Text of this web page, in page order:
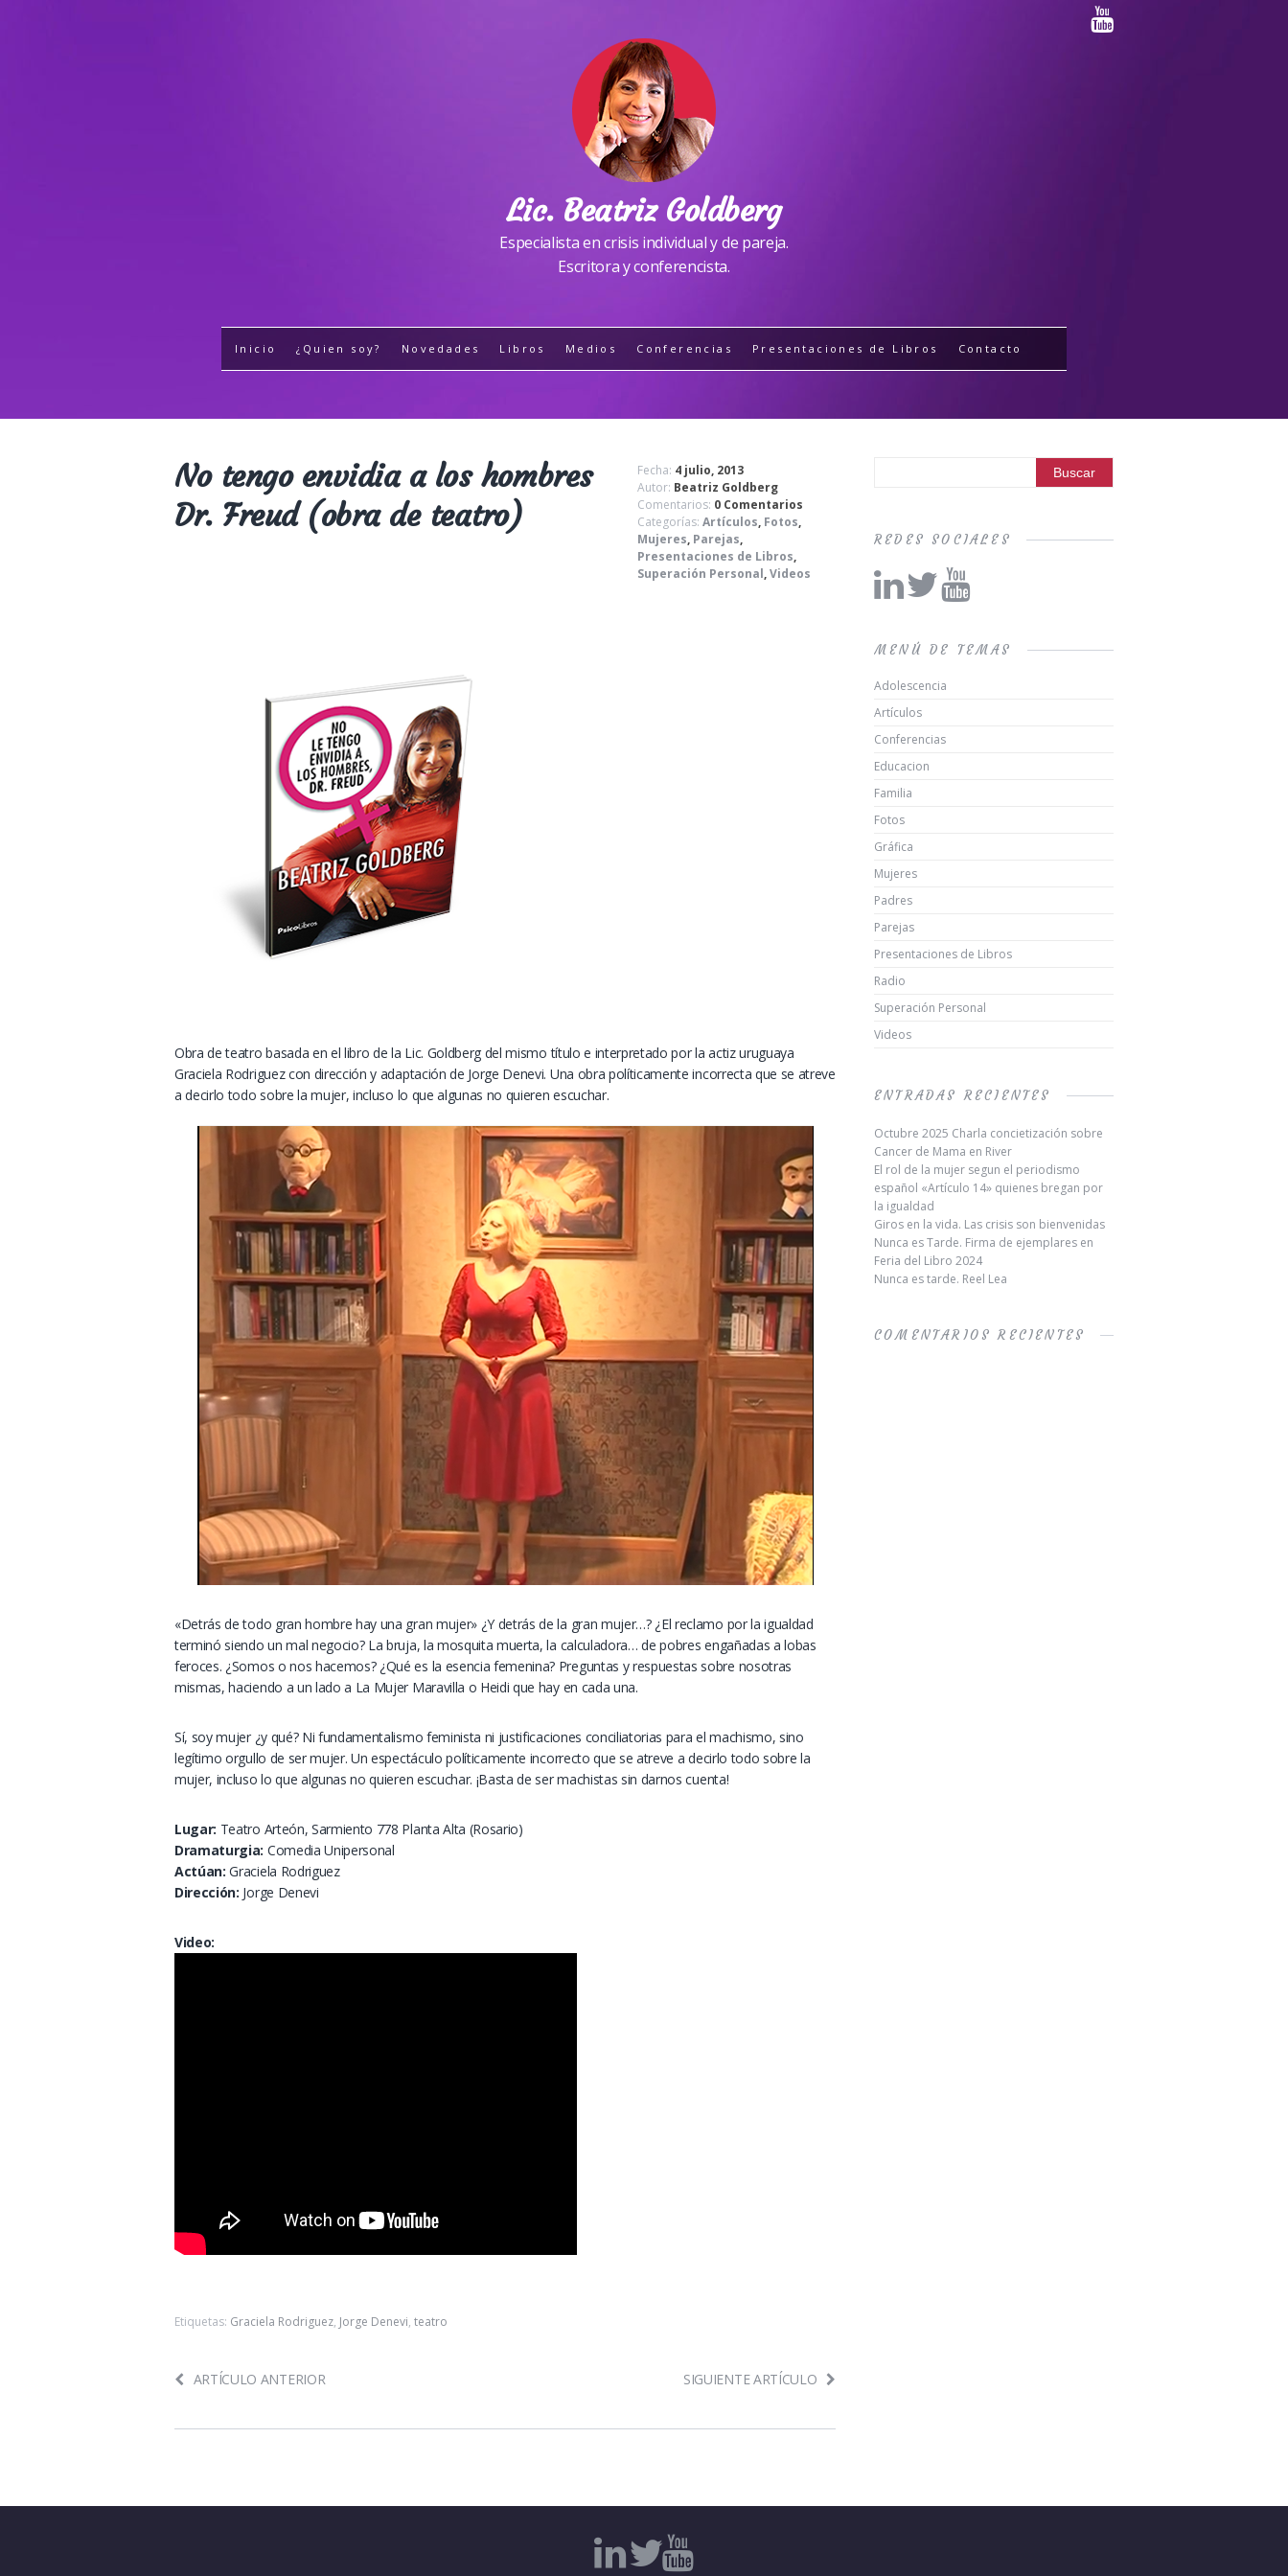
Lic. Beatriz Goldberg
Especialista en crisis individual y de pareja.
Escritora y conferencista.
Inicio ¿Quien soy? Novedades Libros Medios Conferencias Presentaciones de Libros Contacto
No tengo envidia a los hombres
Dr. Freud (obra de teatro)
Fecha: 4 julio, 2013
Autor: Beatriz Goldberg
Comentarios: 0 Comentarios
Categorías: Artículos, Fotos,
Mujeres, Parejas,
Presentaciones de Libros,
Superación Personal,Videos
Obra de teatro basada en el libro de la Lic. Goldberg del mismo título e interpretado por la actiz uruguaya
Graciela Rodriguez con dirección y adaptación de Jorge Denevi. Una obra políticamente incorrecta que se atreve
a decirlo todo sobre la mujer, incluso lo que algunas no quieren escuchar.
«Detrás de todo gran hombre hay una gran mujer» ¿Y detrás de la gran mujer…? ¿El reclamo por la igualdad
terminó siendo un mal negocio? La bruja, la mosquita muerta, la calculadora… de pobres engañadas a lobas
feroces. ¿Somos o nos hacemos? ¿Qué es la esencia femenina? Preguntas y respuestas sobre nosotras
mismas, haciendo a un lado a La Mujer Maravilla o Heidi que hay en cada una.
Sí, soy mujer ¿y qué? Ni fundamentalismo feminista ni justificaciones conciliatorias para el machismo, sino
legítimo orgullo de ser mujer. Un espectáculo políticamente incorrecto que se atreve a decirlo todo sobre la
mujer, incluso lo que algunas no quieren escuchar. ¡Basta de ser machistas sin darnos cuenta!
Lugar: Teatro Arteón, Sarmiento 778 Planta Alta (Rosario)
Dramaturgia: Comedia Unipersonal
Actúan: Graciela Rodriguez
Dirección: Jorge Denevi
Video:
Etiquetas: Graciela Rodriguez, Jorge Denevi, teatro
ARTÍCULO ANTERIOR SIGUIENTE ARTÍCULO
REDES SOCIALES
MENÚ DE TEMAS
Adolescencia
Artículos
Conferencias
Educacion
Familia
Fotos
Gráfica
Mujeres
Padres
Parejas
Presentaciones de Libros
Radio
Superación Personal
Videos
ENTRADAS RECIENTES
Octubre 2025 Charla concietización sobre
Cancer de Mama en River
El rol de la mujer segun el periodismo
español «Artículo 14» quienes bregan por
la igualdad
Giros en la vida. Las crisis son bienvenidas
Nunca es Tarde. Firma de ejemplares en
Feria del Libro 2024
Nunca es tarde. Reel Lea
COMENTARIOS RECIENTES